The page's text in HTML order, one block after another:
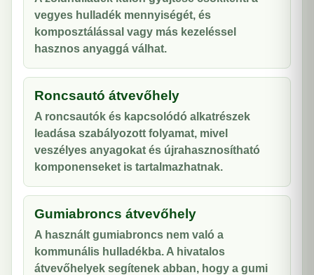
vegyes hulladék mennyiségét, és
komposztálással vagy más kezeléssel
hasznos anyaggá válhat.
Roncsautó átvevőhely
A roncsautók és kapcsolódó alkatrészek
leadása szabályozott folyamat, mivel
veszélyes anyagokat és újrahasznosítható
komponenseket is tartalmazhatnak.
Gumiabroncs átvevőhely
A használt gumiabroncs nem való a
kommunális hulladékba. A hivatalos
átvevőhelyek segítenek abban, hogy a gumi